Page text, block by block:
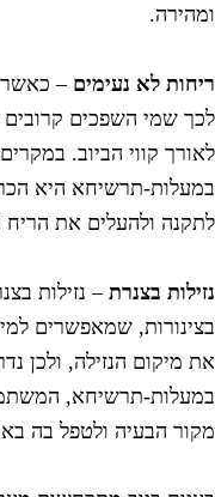
לא נעימים– כאשר
שמי השפכים קרובים
קווי הביוב.
תרשיחא היא
ולהעלים את הריח
בצנרת– נזילות
שמאפשרים
מיקום הנזילה, ולכן
תרשיחא,
הבעיה ולטפל בה